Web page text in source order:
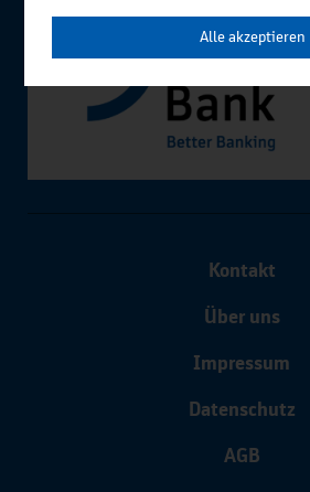
Kontakt
Über uns
Impressum
Datenschutz
AGB
Alle akzeptieren